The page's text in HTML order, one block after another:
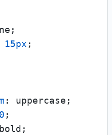
15px ;
: uppercase;
;